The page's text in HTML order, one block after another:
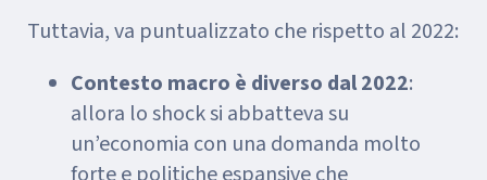
Tuttavia, va puntualizzato che rispetto al 2022:
Contesto macro è diverso dal 2022:
allora lo shock si abbatteva su
un’economia con una domanda molto